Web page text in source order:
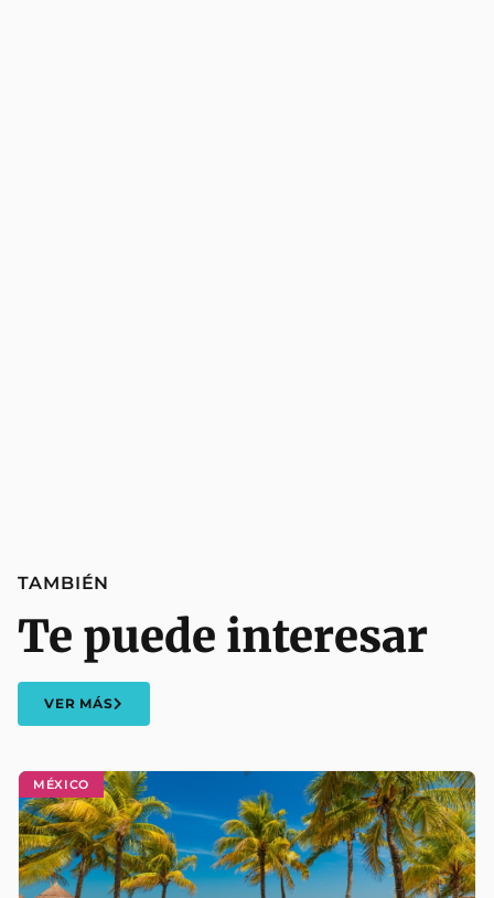
MÉXICO
TAMBIÉN
Te puede interesar
VER MÁS